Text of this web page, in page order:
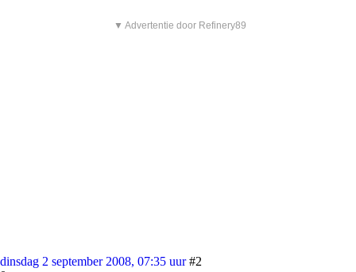
▼ Advertentie door Refinery89
dinsdag 2 september 2008, 07:35 uur #2